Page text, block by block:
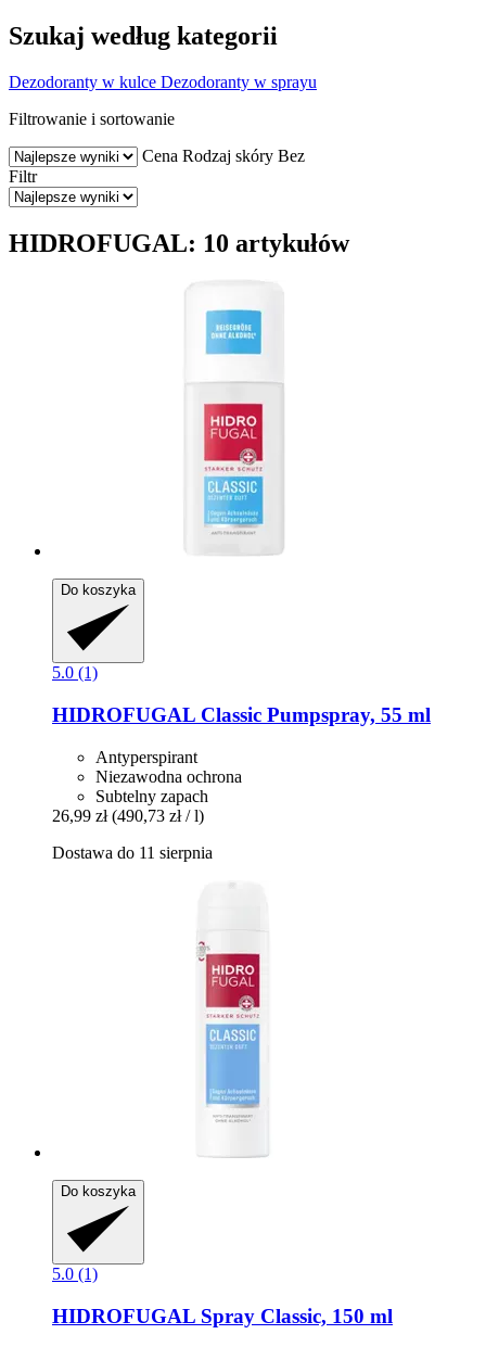
Szukaj według kategorii
Dezodoranty w kulce Dezodoranty w sprayu
Filtrowanie i sortowanie
Cena Rodzaj skóry Bez
Filtr
HIDROFUGAL: 10 artykułów
Do koszyka
5.0 (1)
HIDROFUGAL Classic Pumpspray, 55 ml
Antyperspirant
Niezawodna ochrona
Subtelny zapach
26,99 zł (490,73 zł / l)
Dostawa do 11 sierpnia
Do koszyka
5.0 (1)
HIDROFUGAL Spray Classic, 150 ml